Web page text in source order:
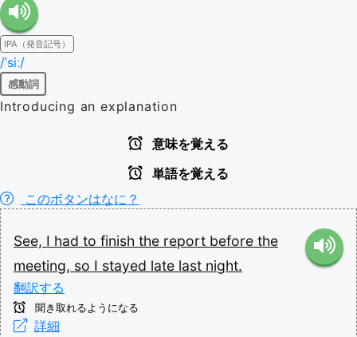
IPA（発音記号）
/ˈsiː/
感動詞
Introducing an explanation
意味を覚える
単語を覚える
このボタンはなに？
See, I had to finish the report before the
meeting, so I stayed late last night.
翻訳する
聞き取れるようになる
詳細